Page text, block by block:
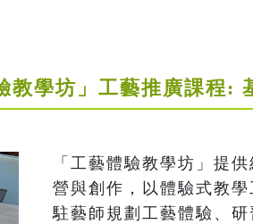
教學坊」工藝推廣課程:
「工藝體驗教學坊」提
營與創作，以體驗式教
駐藝師規劃工藝體驗、